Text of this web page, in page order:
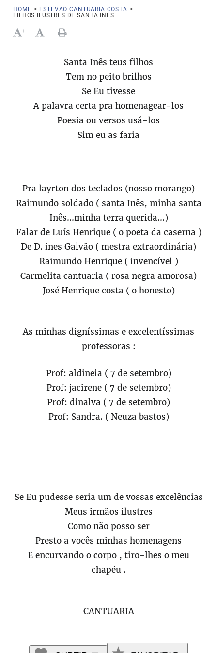
HOME > ESTEVAO CANTUARIA COSTA >
FILHOS ILUSTRES DE SANTA INES
+ -
Santa Inês teus filhos
Tem no peito brilhos
Se Eu tivesse
A palavra certa pra homenagear-los
Poesia ou versos usá-los
Sim eu as faria
Pra layrton dos teclados (nosso morango)
Raimundo soldado ( santa Inês, minha santa
Inês...minha terra querida...)
Falar de Luís Henrique ( o poeta da caserna )
De D. ines Galvão ( mestra extraordinária)
Raimundo Henrique ( invencível )
Carmelita cantuaria ( rosa negra amorosa)
José Henrique costa ( o honesto)
As minhas digníssimas e excelentíssimas
professoras :
Prof: aldineia ( 7 de setembro)
Prof: jacirene ( 7 de setembro)
Prof: dinalva ( 7 de setembro)
Prof: Sandra. ( Neuza bastos)
Se Eu pudesse seria um de vossas excelências
Meus irmãos ilustres
Como não posso ser
Presto a vocês minhas homenagens
E encurvando o corpo , tiro-lhes o meu
chapéu .
CANTUARIA